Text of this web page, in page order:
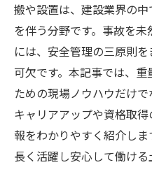
搬や設置は、建設業界の
を伴う分野です。事故を
には、安全管理の三原則
可欠です。本記事では、
ための現場ノウハウだけ
キャリアアップや資格取
報をわかりやすく紹介し
長く活躍し安心して働ける